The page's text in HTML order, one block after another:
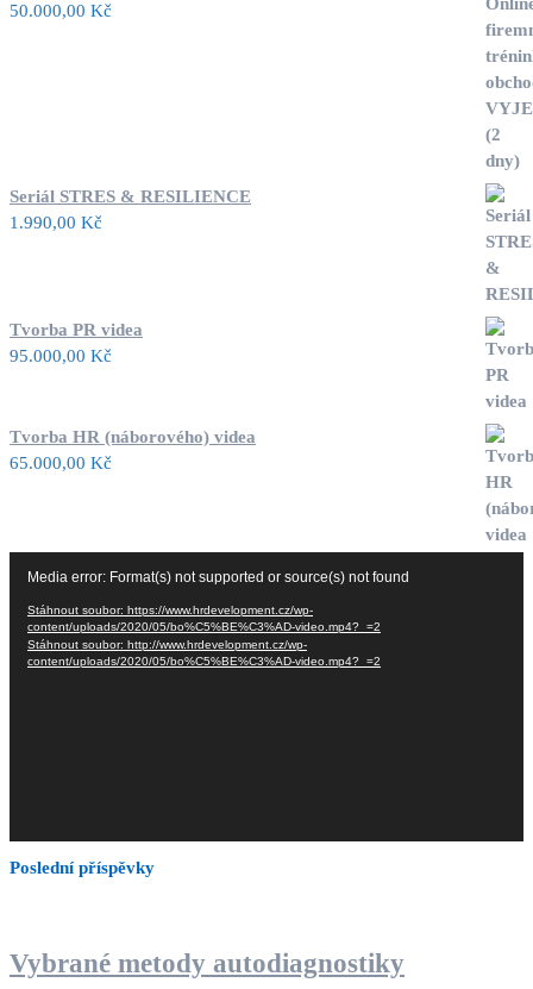
50.000,00 Kč
Seriál STRES & RESILIENCE
1.990,00 Kč
Tvorba PR videa
95.000,00 Kč
Tvorba HR (náborového) videa
65.000,00 Kč
Media error: Format(s) not supported or source(s) not found
Stáhnout soubor: https://www.hrdevelopment.cz/wp-
content/uploads/2020/05/bo%C5%BE%C3%AD-video.mp4?_=2
Stáhnout soubor: http://www.hrdevelopment.cz/wp-
content/uploads/2020/05/bo%C5%BE%C3%AD-video.mp4?_=2
Poslední příspěvky
Vybrané metody autodiagnostiky